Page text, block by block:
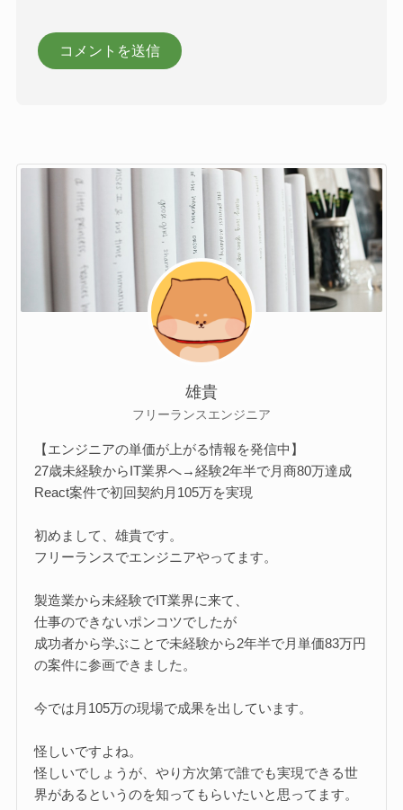
雄貴
フリーランスエンジニア
【エンジニアの単価が上がる情報を発信中】
27歳未経験からIT業界へ→経験2年半で月商80万達成
React案件で初回契約月105万を実現
初めまして、雄貴です。
フリーランスでエンジニアやってます。
製造業から未経験でIT業界に来て、
仕事のできないポンコツでしたが
成功者から学ぶことで未経験から2年半で月単価83万円
の案件に参画できました。
今では月105万の現場で成果を出しています。
怪しいですよね。
怪しいでしょうが、やり方次第で誰でも実現できる世
界があるというのを知ってもらいたいと思ってます。